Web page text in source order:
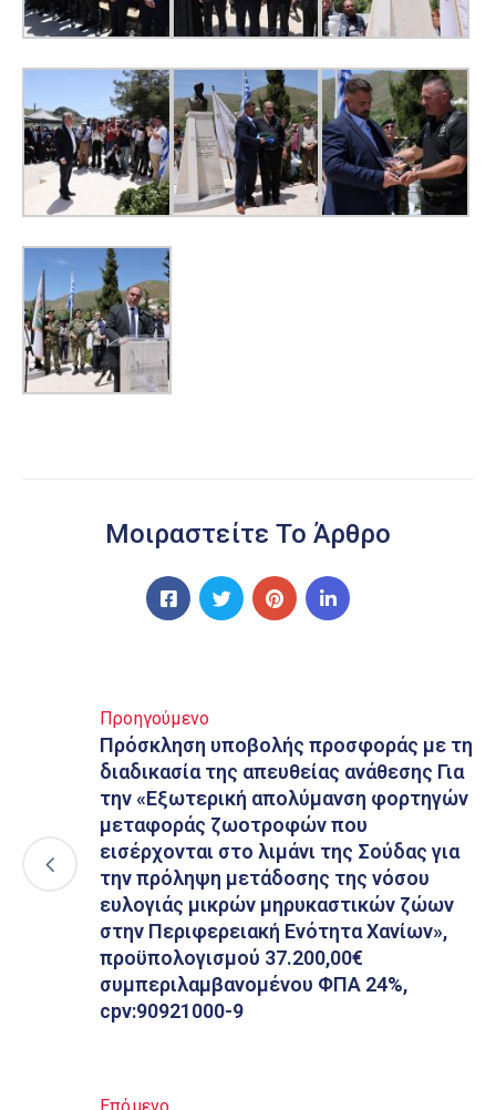
Μοιραστείτε Το Άρθρο
Προηγούμενο
Πρόσκληση υποβολής προσφοράς με τη
διαδικασία της απευθείας ανάθεσης Για
την «Εξωτερική απολύμανση φορτηγών
μεταφοράς ζωοτροφών που
εισέρχονται στο λιμάνι της Σούδας για
την πρόληψη μετάδοσης της νόσου
ευλογιάς μικρών μηρυκαστικών ζώων
στην Περιφερειακή Ενότητα Χανίων»,
προϋπολογισμού 37.200,00€
συμπεριλαμβανομένου ΦΠΑ 24%,
cpv:90921000-9